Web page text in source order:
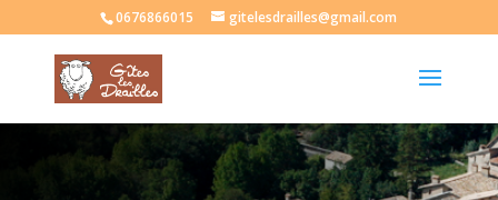
0676866015 gitelesdrailles@gmail.com